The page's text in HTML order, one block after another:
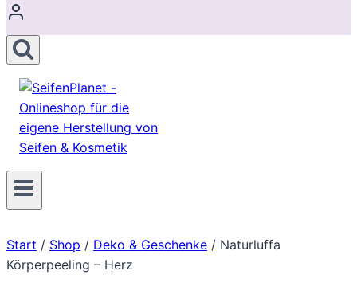
Start / Shop / Deko & Geschenke / Naturluffa
Körperpeeling – Herz